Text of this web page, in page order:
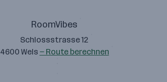
RoomVibes
Schlossstrasse 12
4600 Wels — Route berechnen